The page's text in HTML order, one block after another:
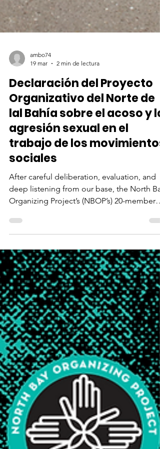
ambo74
Declaración del Proyecto
Organizativo del Norte de
lal Bahía sobre el acoso y la
agresión sexual en el
trabajo de los movimientos
sociales
After careful deliberation, evaluation, and
deep listening from our base, the North Bay
in the 2025 Sonoma County Pride Parade
Festival.